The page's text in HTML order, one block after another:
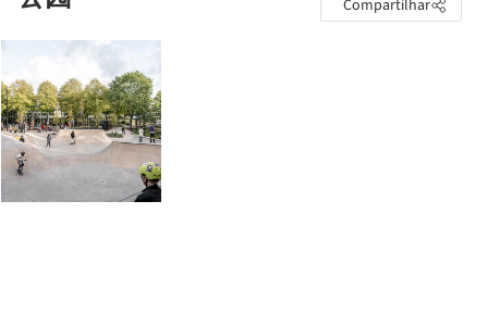
Compartilhar